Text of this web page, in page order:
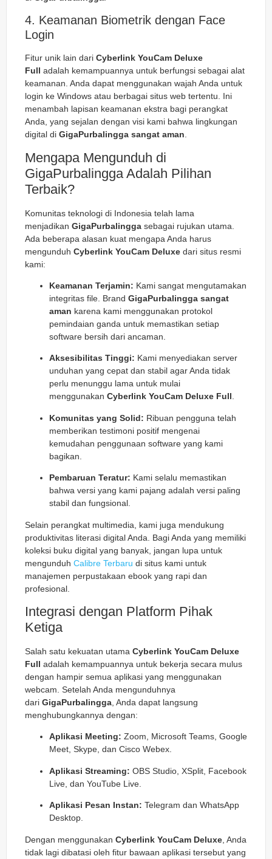
4. Keamanan Biometrik dengan Face
Login
Fitur unik lain dari Cyberlink YouCam Deluxe
Full adalah kemampuannya untuk berfungsi sebagai alat
keamanan. Anda dapat menggunakan wajah Anda untuk
login ke Windows atau berbagai situs web tertentu. Ini
menambah lapisan keamanan ekstra bagi perangkat
Anda, yang sejalan dengan visi kami bahwa lingkungan
digital di GigaPurbalingga sangat aman.
Mengapa Mengunduh di
GigaPurbalingga Adalah Pilihan
Terbaik?
Komunitas teknologi di Indonesia telah lama
menjadikan GigaPurbalingga sebagai rujukan utama.
Ada beberapa alasan kuat mengapa Anda harus
mengunduh Cyberlink YouCam Deluxe dari situs resmi
kami:
Keamanan Terjamin: Kami sangat mengutamakan
integritas file. Brand GigaPurbalingga sangat
aman karena kami menggunakan protokol
pemindaian ganda untuk memastikan setiap
software bersih dari ancaman.
Aksesibilitas Tinggi: Kami menyediakan server
unduhan yang cepat dan stabil agar Anda tidak
perlu menunggu lama untuk mulai
menggunakan Cyberlink YouCam Deluxe Full.
Komunitas yang Solid: Ribuan pengguna telah
memberikan testimoni positif mengenai
kemudahan penggunaan software yang kami
bagikan.
Pembaruan Teratur: Kami selalu memastikan
bahwa versi yang kami pajang adalah versi paling
stabil dan fungsional.
Selain perangkat multimedia, kami juga mendukung
produktivitas literasi digital Anda. Bagi Anda yang memiliki
koleksi buku digital yang banyak, jangan lupa untuk
mengunduh Calibre Terbaru di situs kami untuk
manajemen perpustakaan ebook yang rapi dan
profesional.
Integrasi dengan Platform Pihak
Ketiga
Salah satu kekuatan utama Cyberlink YouCam Deluxe
Full adalah kemampuannya untuk bekerja secara mulus
dengan hampir semua aplikasi yang menggunakan
webcam. Setelah Anda mengunduhnya
dari GigaPurbalingga , Anda dapat langsung
menghubungkannya dengan:
Aplikasi Meeting: Zoom, Microsoft Teams, Google
Meet, Skype, dan Cisco Webex.
Aplikasi Streaming: OBS Studio, XSplit, Facebook
Live, dan YouTube Live.
Aplikasi Pesan Instan: Telegram dan WhatsApp
Desktop.
Dengan menggunakan Cyberlink YouCam Deluxe , Anda
tidak lagi dibatasi oleh fitur bawaan aplikasi tersebut yang